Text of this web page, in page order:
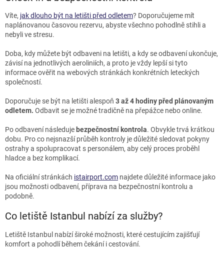
Víte, jak dlouho být na letišti před odletem? Doporučujeme mít
naplánovanou časovou rezervu, abyste všechno pohodlně stihli a
nebyli ve stresu.
Doba, kdy můžete být odbaveni na letišti, a kdy se odbavení ukončuje,
závisí na jednotlivých aeroliniích, a proto je vždy lepší si tyto
informace ověřit na webových stránkách konkrétních leteckých
společností.
Doporučuje se být na letišti alespoň 3 až 4 hodiny před plánovaným
odletem. Odbavit se je možné tradičně na přepážce nebo online.
Po odbavení následuje bezpečnostní kontrola. Obvykle trvá krátkou
dobu. Pro co nejsnazší průběh kontroly je důležité sledovat pokyny
ostrahy a spolupracovat s personálem, aby celý proces proběhl
hladce a bez komplikací.
Na oficiální stránkách istairport.com najdete důležité informace jako
jsou možnosti odbavení, příprava na bezpečnostní kontrolu a
podobně.
Co letiště Istanbul nabízí za služby?
Letiště Istanbul nabízí široké možnosti, které cestujícím zajišťují
komfort a pohodlí během čekání i cestování.